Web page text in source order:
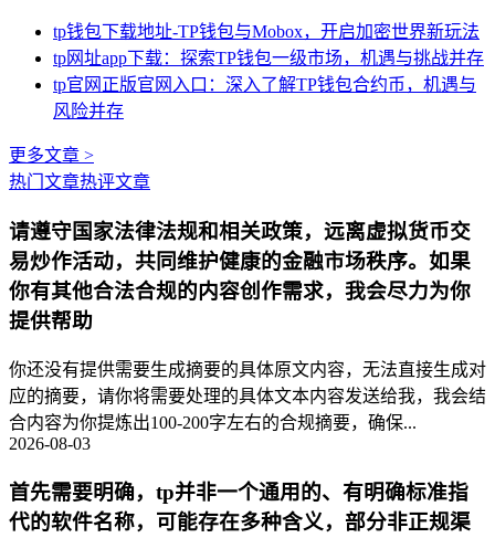
tp钱包下载地址-TP钱包与Mobox，开启加密世界新玩法
tp网址app下载：探索TP钱包一级市场，机遇与挑战并存
tp官网正版官网入口：深入了解TP钱包合约币，机遇与
风险并存
更多文章 >
热门文章热评文章
请遵守国家法律法规和相关政策，远离虚拟货币交
易炒作活动，共同维护健康的金融市场秩序。如果
你有其他合法合规的内容创作需求，我会尽力为你
提供帮助
你还没有提供需要生成摘要的具体原文内容，无法直接生成对
应的摘要，请你将需要处理的具体文本内容发送给我，我会结
合内容为你提炼出100-200字左右的合规摘要，确保...
2026-08-03
首先需要明确，tp并非一个通用的、有明确标准指
代的软件名称，可能存在多种含义，部分非正规渠